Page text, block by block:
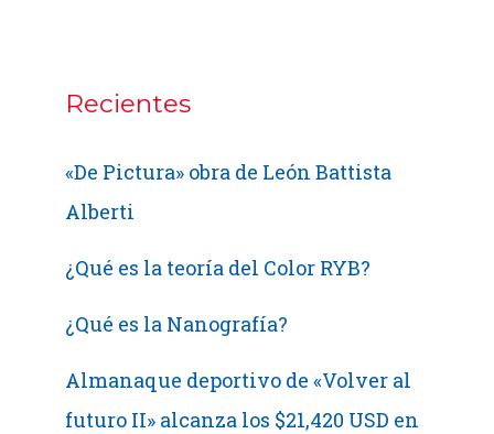
Recientes
«De Pictura» obra de León Battista
Alberti
¿Qué es la teoría del Color RYB?
¿Qué es la Nanografía?
Almanaque deportivo de «Volver al
futuro II» alcanza los $21,420 USD en